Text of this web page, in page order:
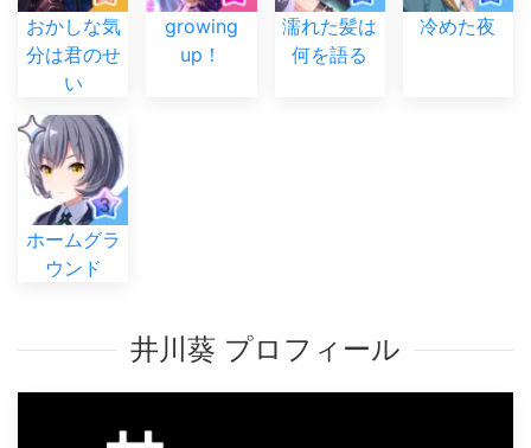
おかしな気
分は君のせ
い
growing
up！
濡れた髪は
何を語る
冷めた夜
ホームグラ
ウンド
井川葵 プロフィール